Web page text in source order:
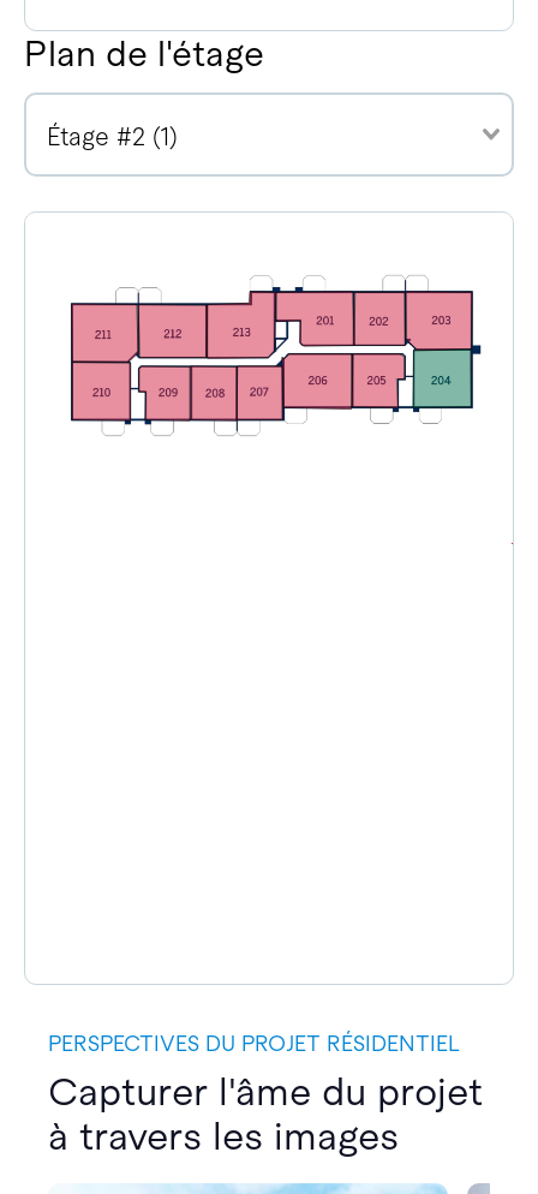
Plan de l'étage
Étage #2 (1)
PERSPECTIVES DU PROJET RÉSIDENTIEL
Capturer l'âme du projet
à travers les images